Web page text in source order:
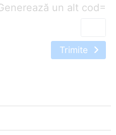
=
Trimite